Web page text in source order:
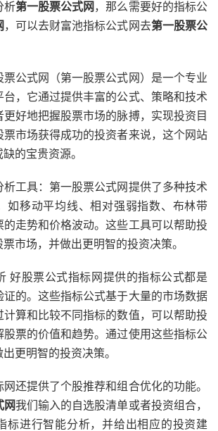
析第一股票公式网 ，那么需要好的指标公
，可以去财富池指标公式网去第一股票公
票公式网（第一股票公式网）是一个专业
台，它通过提供丰富的公式、策略和技术
好地把握股票市场的脉搏，实现投资目
票市场获得成功的投资者来说，这个网站
的宝贵资源。
析工具：第一股票公式网提供了多种技术
如移动平均线、相对强弱指数、布林带
走势和价格波动。这些工具可以帮助投
市场，并做出更明智的投资决策。
好股票公式指标网提供的指标公式都是
证的。这些指标公式基于大量的市场数据
算和比较不同指标的数值，可以帮助投
股票的价值和趋势。通过使用这些指标公
更明智的投资决策。
还提供了个股推荐和组合优化的功能。
网我们输入的自选股清单或者投资组合，
标进行智能分析，并给出相应的投资建